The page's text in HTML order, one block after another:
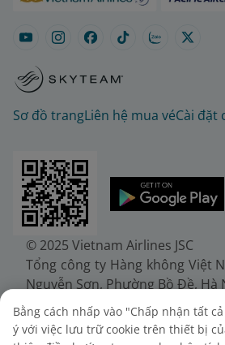
Sơ đồ trangLiên hệ mua véCài đặt
© 2025 Vietnam Airlines JSC
Tổng công ty Hàng không Việt
Nguyễn Sơn, Phường Bồ Đề, Hà
Điện thoại: (+84-24)
38722375
Bằng cách nhấp vào "Chấp nhận tất
ý với việc lưu trữ cookie trên thiết bị